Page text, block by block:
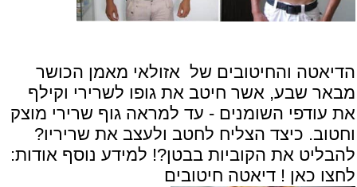
הדיאטה והחיטובים של אזולאי מאמן הכושר
מבאר שבע, אשר חיטב את גופו לשרירי וקילף
את עודפי השומנים - עד למראה גוף שרירי מוצק
וחטוב. כיצד הצליח לחטב ולעצב את שריריו?
להבליט את הקוביות בבטן?! למידע נוסף אודות:
לחצו כאן ! דיאטה חיטובים